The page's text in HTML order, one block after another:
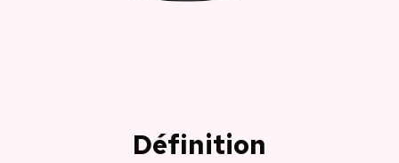
Définition